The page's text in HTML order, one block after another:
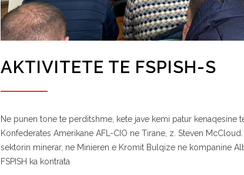
AKTIVITETE TE FSPISH-S
Ne punen tone te perditshme, kete jave kemi patur
Konfederates Amerikane AFL-CIO ne Tirane, z. Steven
sektorin minerar, ne Minieren e Kromit Bulqize ne kompanine
FSPISH ka kontrata